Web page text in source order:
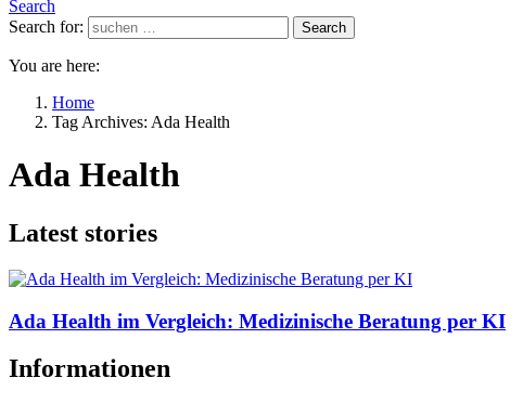
Search
Search for:
Search
You are here:
Home
Tag Archives: Ada Health
Ada Health
Latest stories
Ada Health im Vergleich: Medizinische Beratung per KI
Informationen